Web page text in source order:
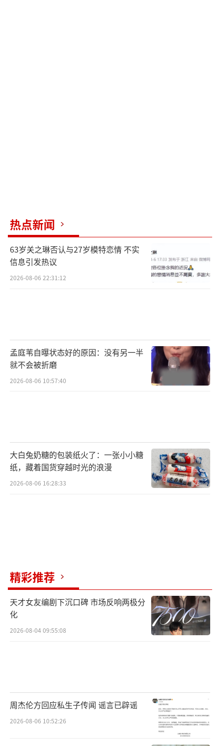
出了充足的时间。该片的目标观众群更多面向
乡镇及农村地区的影迷群体，预计会有不小的
市场需求。如果影片质量得到保障，有可能创
造出类似《哪吒2》那样的现象级票房成绩。然
而，这一切的前提是影片的质量必须满足观众
影片的预告片将成为评估其质量的重要参
考。期待在9月上映后，《731》能够凭借其出
色的质量，为观众带来一次成功的票房盛宴。
热点新闻
63岁关之琳否认与27岁模特恋情 不实
信息引发热议
2026-08-06 22:31:12
孟庭苇自曝状态好的原因：没有另一半
就不会被折磨
2026-08-06 10:57:40
大白兔奶糖的包装纸火了：一张小小糖
纸，藏着国货穿越时光的浪漫
2026-08-06 16:28:33
精彩推荐
天才女友编剧下沉口碑 市场反响两极分
化
2026-08-04 09:55:08
周杰伦方回应私生子传闻 谣言已辟谣
2026-08-06 10:52:26